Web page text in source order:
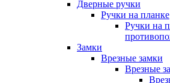
Дверные ручки
Ручки на планке
Ручки на
Замки
Врезные замки
Врезные